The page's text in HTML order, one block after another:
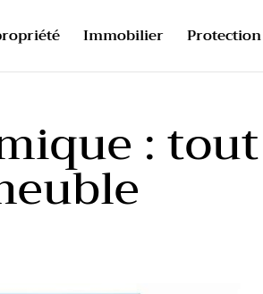
Immobilier
: tout